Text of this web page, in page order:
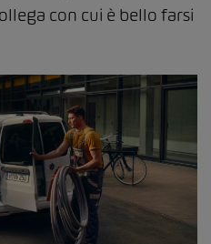
con cui è bello farsi